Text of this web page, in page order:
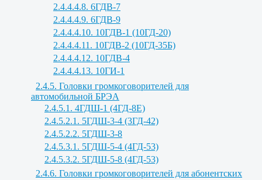
2.4.4.4.8. 6ГДВ-7
2.4.4.4.9. 6ГДВ-9
2.4.4.4.10. 10ГДВ-1 (10ГД-20)
2.4.4.4.11. 10ГДВ-2 (10ГД-35Б)
2.4.4.4.12. 10ГДВ-4
2.4.4.4.13. 10ГИ-1
2.4.5. Головки громкоговорителей для
автомобильной БРЭА
2.4.5.1. 4ГДШ-1 (4ГД-8Е)
2.4.5.2.1. 5ГДШ-3-4 (3ГД-42)
2.4.5.2.2. 5ГДШ-3-8
2.4.5.3.1. 5ГДШ-5-4 (4ГД-53)
2.4.5.3.2. 5ГДШ-5-8 (4ГД-53)
2.4.6. Головки громкоговорителей для абонентских